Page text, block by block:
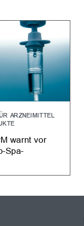
ARZNEIMITTEL
warnt vor
Spa-